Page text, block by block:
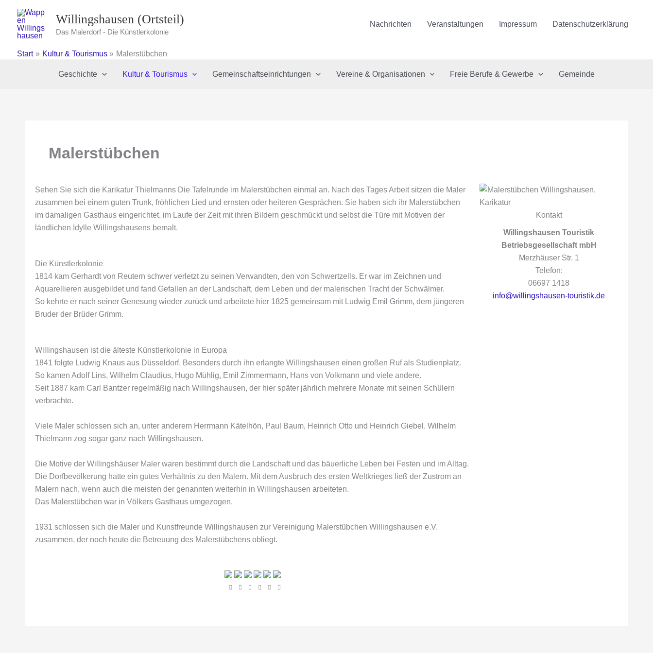
Inhalt
springen
Willingshausen (Ortsteil)
Das Malerdorf - Die Künstlerkolonie
Nachrichten Veranstaltungen Impressum Datenschutzerklärung
Start Kultur & Tourismus Malerstübchen
Geschichte Kultur & Tourismus Gemeinschaftseinrichtungen Vereine & Organisationen Freie Berufe & Gewerbe Gemeinde
Malerstübchen
Sehen Sie sich die Karikatur Thielmanns Die Tafelrunde im Malerstübchen einmal an. Nach des Tages Arbeit sitzen die Maler
zusammen bei einem guten Trunk, fröhlichen Lied und ernsten oder heiteren Gesprächen. Sie haben sich ihr Malerstübchen
im damaligen Gasthaus eingerichtet, im Laufe der Zeit mit ihren Bildern geschmückt und selbst die Türe mit Motiven der
ländlichen Idylle Willingshausens bemalt.
Die Künstlerkolonie
1814 kam Gerhardt von Reutern schwer verletzt zu seinen Verwandten, den von Schwertzells. Er war im Zeichnen und
Aquarellieren ausgebildet und fand Gefallen an der Landschaft, dem Leben und der malerischen Tracht der Schwälmer.
So kehrte er nach seiner Genesung wieder zurück und arbeitete hier 1825 gemeinsam mit Ludwig Emil Grimm, dem jüngeren
Bruder der Brüder Grimm.
Willingshausen ist die älteste Künstlerkolonie in Europa
1841 folgte Ludwig Knaus aus Düsseldorf. Besonders durch ihn erlangte Willingshausen einen großen Ruf als Studienplatz.
So kamen Adolf Lins, Wilhelm Claudius, Hugo Mühlig, Emil Zimmermann, Hans von Volkmann und viele andere.
Seit 1887 kam Carl Bantzer regelmäßig nach Willingshausen, der hier später jährlich mehrere Monate mit seinen Schülern
verbrachte.
Viele Maler schlossen sich an, unter anderem Herrmann Kätelhön, Paul Baum, Heinrich Otto und Heinrich Giebel. Wilhelm
Thielmann zog sogar ganz nach Willingshausen.
Die Motive der Willingshäuser Maler waren bestimmt durch die Landschaft und das bäuerliche Leben bei Festen und im Alltag.
Die Dorfbevölkerung hatte ein gutes Verhältnis zu den Malern. Mit dem Ausbruch des ersten Weltkrieges ließ der Zustrom an
Malern nach, wenn auch die meisten der genannten weiterhin in Willingshausen arbeiteten.
Das Malerstübchen war in Völkers Gasthaus umgezogen.
1931 schlossen sich die Maler und Kunstfreunde Willingshausen zur Vereinigung Malerstübchen Willingshausen e.V.
zusammen, der noch heute die Betreuung des Malerstübchens obliegt.
Kontakt
Willingshausen Touristik
Betriebsgesellschaft mbH
Merzhäuser Str. 1
Telefon:
06697 1418
info@willingshausen-touristik.de